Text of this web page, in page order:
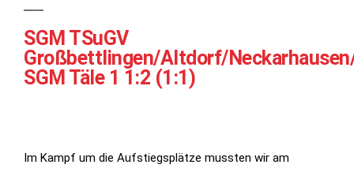
SGM TSuGV
Großbettlingen/Altdorf/
SGM Täle 1 1:2 (1:1)
Im Kampf um die Aufstiegsplätze mussten wir am